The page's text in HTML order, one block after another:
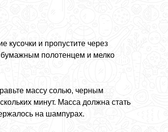
и пропустите через
бумажным полотенцем и мелко
массу солью, черным
минут. Масса должна стать
на шампурах.